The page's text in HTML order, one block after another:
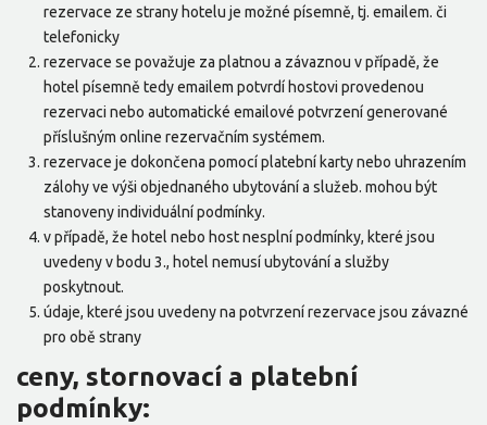
rezervace ze strany hotelu je možné písemně, tj. emailem. či
telefonicky
rezervace se považuje za platnou a závaznou v případě, že
hotel písemně tedy emailem potvrdí hostovi provedenou
rezervaci nebo automatické emailové potvrzení generované
příslušným online rezervačním systémem.
rezervace je dokončena pomocí platební karty nebo uhrazením
zálohy ve výši objednaného ubytování a služeb. mohou být
stanoveny individuální podmínky.
v případě, že hotel nebo host nesplní podmínky, které jsou
uvedeny v bodu 3., hotel nemusí ubytování a služby
poskytnout.
údaje, které jsou uvedeny na potvrzení rezervace jsou závazné
pro obě strany
ceny, stornovací a platební
podmínky: